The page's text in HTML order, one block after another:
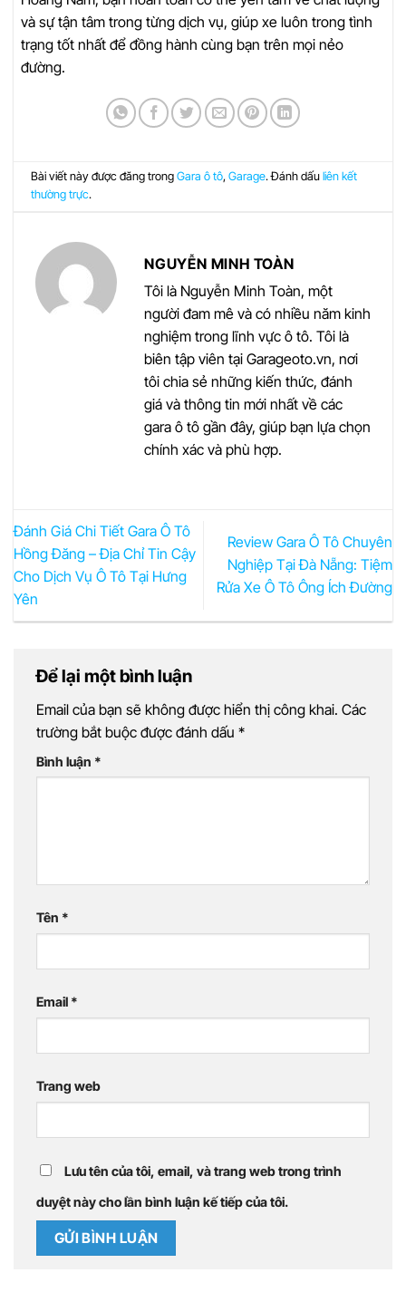
và sự tận tâm trong từng dịch vụ, giúp xe luôn trong tình
trạng tốt nhất để đồng hành cùng bạn trên mọi nẻo
đường.
Bài viết này được đăng trongGara ô tô,Garage. Đánh dấuliên kết
thường trực.
NGUYỄN MINH TOÀN
Tôi là Nguyễn Minh Toàn, một
người đam mê và có nhiều năm kinh
nghiệm trong lĩnh vực ô tô. Tôi là
biên tập viên tại Garageoto.vn, nơi
tôi chia sẻ những kiến thức, đánh
giá và thông tin mới nhất về các
gara ô tô gần đây, giúp bạn lựa chọn
chính xác và phù hợp.
Đánh Giá Chi Tiết Gara Ô Tô
Hồng Đăng – Địa Chỉ Tin Cậy
Cho Dịch Vụ Ô Tô Tại Hưng
Yên
Review Gara Ô Tô Chuyên
Nghiệp Tại Đà Nẵng: Tiệm
Rửa Xe Ô Tô Ông Ích Đường
Để lại một bình luận
Email của bạn sẽ không được hiển thị công khai. Các
trường bắt buộc được đánh dấu *
Bình luận *
Tên *
Email *
Trang web
Lưu tên của tôi, email, và trang web trong trình
duyệt này cho lần bình luận kế tiếp của tôi.